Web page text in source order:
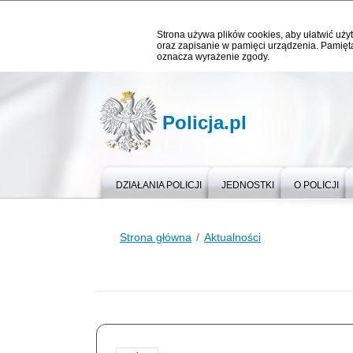
Strona używa plików cookies, aby ułatwić
oraz zapisanie w pamięci urządzenia.
oznacza wyrażenie zgody.
Policja.pl
DZIAŁANIA POLICJI JEDNOSTKI O POLICJI
Strona główna Aktualności